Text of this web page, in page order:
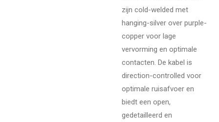
zijn cold-welded met
hanging-silver over purple-
copper voor lage
vervorming en optimale
contacten. De kabel is
direction-controlled voor
optimale ruisafvoer en
biedt een open,
gedetailleerd en